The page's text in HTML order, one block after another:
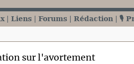
Liens Forums Rédaction 🎙️
sur l'avortement